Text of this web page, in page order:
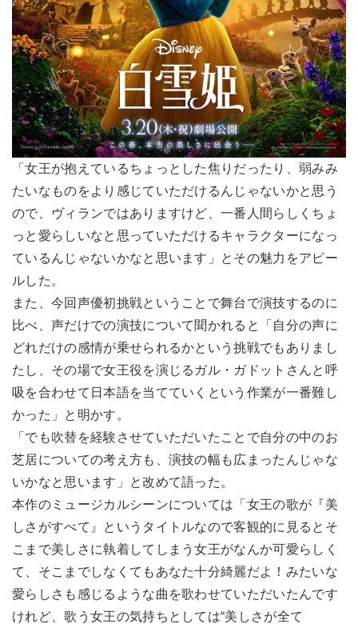
「女王が抱えているちょっとした焦りだったり、弱みみ
たいなものをより感じていただけるんじゃないかと思う
ので、ヴィランではありますけど、一番人間らしくちょ
っと愛らしいなと思っていただけるキャラクターになっ
ているんじゃないかなと思います」とその魅力をアピー
ルした。
また、今回声優初挑戦ということで舞台で演技するのに
比べ、声だけでの演技について聞かれると「自分の声に
どれだけの感情が乗せられるかという挑戦でもありまし
たし、その場で女王役を演じるガル・ガドットさんと呼
吸を合わせて日本語を当てていくという作業が一番難し
かった」と明かす。
「でも吹替を経験させていただいたことで自分の中のお
芝居についての考え方も、演技の幅も広まったんじゃな
いかなと思います」と改めて語った。
本作のミュージカルシーンについては「女王の歌が『美
しさがすべて』というタイトルなので客観的に見るとそ
こまで美しさに執着してしまう女王がなんか可愛らしく
て、そこまでしなくてもあなた十分綺麗だよ！みたいな
愛らしさも感じるような曲を歌わせていただいたんです
けれど、歌う女王の気持ちとしては“美しさが全て